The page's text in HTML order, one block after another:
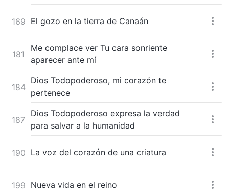
169 El gozo en la tierra de Canaán
181
Me complace ver Tu cara sonriente
aparecer ante mí
184
Dios Todopoderoso, mi corazón te
pertenece
187
Dios Todopoderoso expresa la verdad
para salvar a la humanidad
190 La voz del corazón de una criatura
199 Nueva vida en el reino